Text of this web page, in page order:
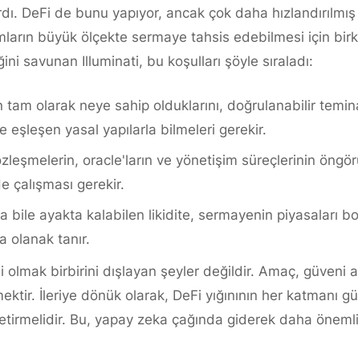
DeFi de bunu yapıyor, ancak çok daha
büyük ölçekte sermaye tahsis edebilmesi için
savunan Illuminati, bu koşulları şöyle sıraladı:
tam olarak neye sahip olduklarını, doğrulanabilir
eşleşen yasal yapılarla bilmeleri gerekir.
oracle'ların ve yönetişim süreçlerinin
çalışması gerekir.
bile ayakta kalabilen likidite, sermayenin piyasaları
olanak tanır.
olmak birbirini dışlayan şeyler değildir. Amaç, güveni
İleriye dönük olarak, DeFi yığınının her katmanı
Bu, yapay zeka çağında giderek daha